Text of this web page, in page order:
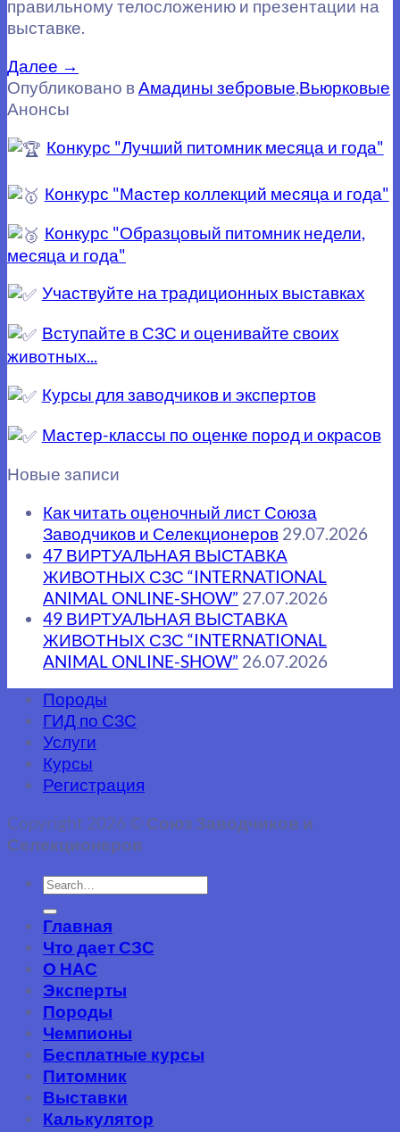
правильному телосложению и презентации на
выставке.
Далее →
Опубликовано вАмадины зебровые,Вьюрковые
Анонсы
Конкурс "Лучший питомник месяца и года"
Конкурс "Мастер коллекций месяца и года"
Конкурс "Образцовый питомник недели,
месяца и года"
Участвуйте на традиционных выставках
Вступайте в СЗС и оценивайте своих
животных...
Курсы для заводчиков и экспертов
Мастер-классы по оценке пород и окрасов
Новые записи
Как читать оценочный лист Союза
Заводчиков и Селекционеров 29.07.2026
47 ВИРТУАЛЬНАЯ ВЫСТАВКА
ЖИВОТНЫХ СЗС “INTERNATIONAL
ANIMAL ONLINE-SHOW” 27.07.2026
49 ВИРТУАЛЬНАЯ ВЫСТАВКА
ЖИВОТНЫХ СЗС “INTERNATIONAL
ANIMAL ONLINE-SHOW” 26.07.2026
Породы
ГИД по СЗС
Услуги
Курсы
Регистрация
Copyright 2026 © Союз Заводчиков и
Селекционеров
Главная
Что дает СЗС
О НАС
Эксперты
Породы
Чемпионы
Бесплатные курсы
Питомник
Выставки
Калькулятор